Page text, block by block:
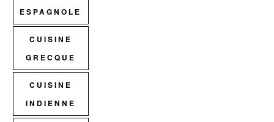
ESPAGNOLE
CUISINE
GRECQUE
CUISINE
INDIENNE